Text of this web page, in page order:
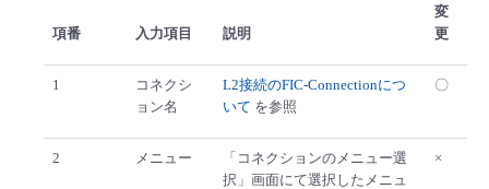
項番 入力項目 説明
変
更
1
コネクシ
ョン名
L2接続のFIC-Connectionにつ
いて を参照
〇
2 メニュー
「コネクションのメニュー選
択」画面にて選択したメニュ
×